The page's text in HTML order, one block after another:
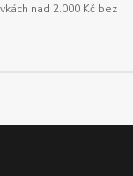
nad 2.000 Kč bez